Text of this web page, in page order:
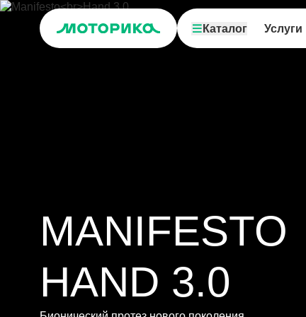
Каталог Услуги
MANIFESTO
HAND 3.0